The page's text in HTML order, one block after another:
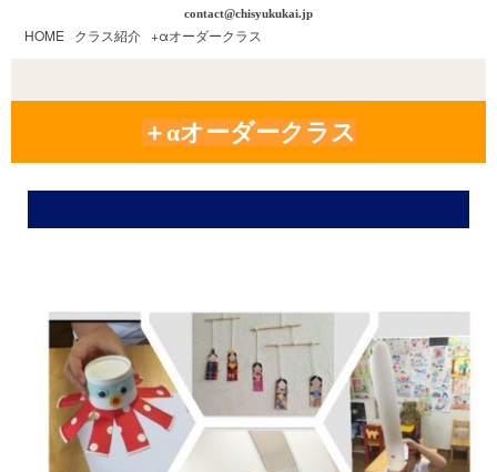
contact@chisyukukai.jp
HOME クラス紹介 |+αオーダークラス
＋αオーダークラス